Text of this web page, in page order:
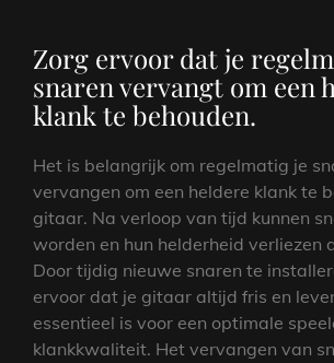
Zorg ervoor dat je
snaren vervangt om een
klank te behouden.
Het is belangrijk om regelmatig je
vervangen om een heldere klank te
gitaar. Na verloop van tijd kunnen
worden en hun helderheid verliezen
Door tijdig nieuwe snaren te
ervoor dat je gitaar altijd fris en
essentieel is voor een optimale
klankkwaliteit. Het vervangen van